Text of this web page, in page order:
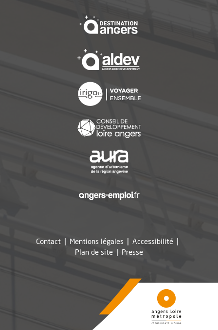
Contact Mentions légales
Accessibilité
Plan de site
Presse, Ouvre une nouvelle